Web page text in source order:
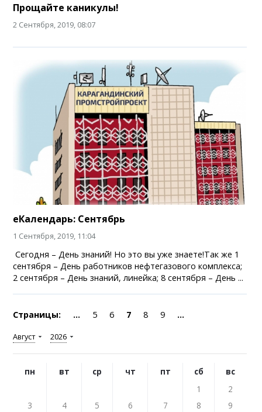
Прощайте каникулы!
2 Сентября, 2019, 08:07
еКалендарь: Сентябрь
1 Сентября, 2019, 11:04
Сегодня – День знаний! Но это вы уже знаете!Так же 1
сентября – День работников нефтегазового комплекса;
2 сентября – День знаний, линейка; 8 сентября – День ...
Страницы: ... 5 6 7 8 9 ...
Август 2026
пн вт ср чт пт сб
вс
1
2
3
4 5 6 7 8
9